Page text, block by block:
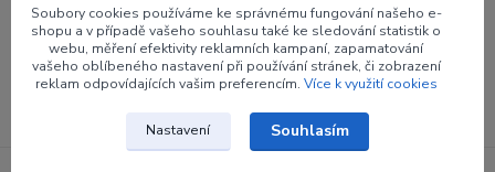
základy, trpě...číst celé
Zobrazit všechny články
Soubory cookies používáme ke správnému fungování našeho e-
shopu a v případě vašeho souhlasu také ke sledování statistik o
webu, měření efektivity reklamních kampaní, zapamatování
vašeho oblíbeného nastavení při používání stránek, či zobrazení
reklam odpovídajících vašim preferencím. Více k využití cookies
Nastavení Souhlasím